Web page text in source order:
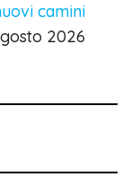
camini
2026